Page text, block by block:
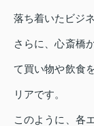
落ち着いたビジ
さらに、心斎橋
て買い物や飲食
リアです。
このように、各